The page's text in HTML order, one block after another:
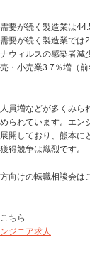
要が続く製造業は
要が続く製造業では
ウィルスの感染者減
・小売業3.7％増（
員増などが多くみら
られています。エン
開しており、熊本に
得競争は熾烈です。
向けの転職相談会は
ちら
ジニア求人